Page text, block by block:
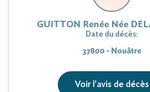
GUITTON Renée Née
Date du décès:
37800 - Nouâtre
Voir l'avis de décès